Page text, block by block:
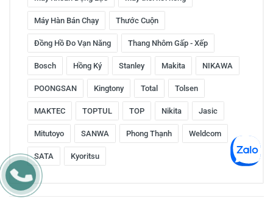
Máy Hàn Bán Chạy Thước Cuộn
Đồng Hồ Đo Vạn Năng Thang Nhôm Gấp - Xếp
Bosch Hồng Ký Stanley Makita NIKAWA
POONGSAN Kingtony Total Tolsen
MAKTEC TOPTUL TOP Nikita Jasic
Mitutoyo SANWA Phong Thạnh Weldcom
SATA Kyoritsu